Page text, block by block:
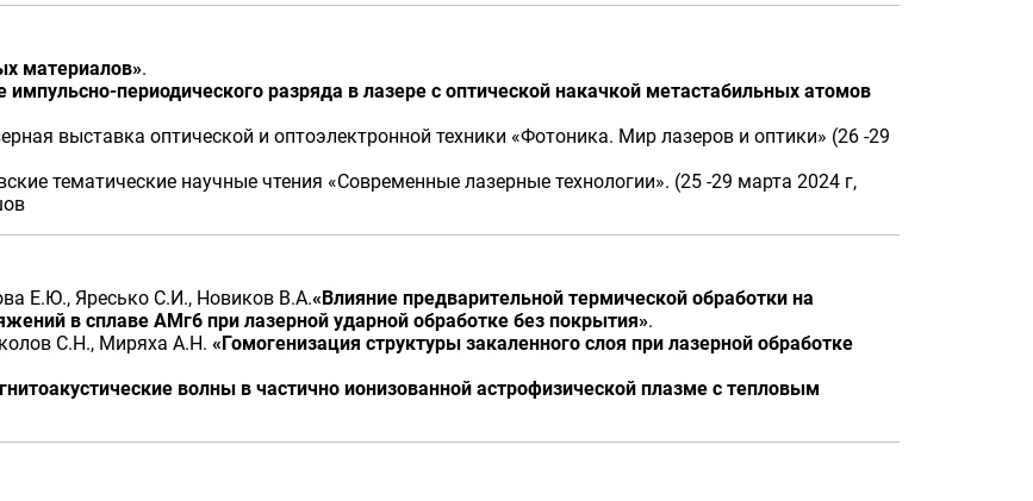
материалов».
импульсно-периодического разряда в лазере с оптической накачкой метастабильных атомов
выставка оптической и оптоэлектронной техники «Фотоника. Мир лазеров и оптики» (26 -29
тематические научные чтения «Современные лазерные технологии». (25 -29 марта 2024 г,
Е.Ю., Яресько С.И., Новиков В.А.«Влияние предварительной термической обработки на
в сплаве АМг6 при лазерной ударной обработке без покрытия».
С.Н., Миряха А.Н. «Гомогенизация структуры закаленного слоя при лазерной обработке
волны в частично ионизованной астрофизической плазме с тепловым